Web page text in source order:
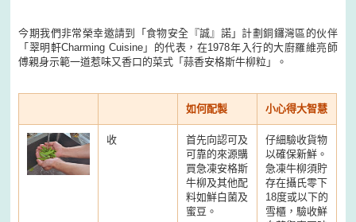
今期我們非常榮幸邀請到「食物安全『誠』諾」計劃銅鑼灣區的伙伴
「翠明軒Charming Cuisine」的代表，在1978年入行的大廚羅維亮師
傅親身示範一道惹味又香口的菜式「蒜香安格斯牛柳粒」。
如何配製 小心得大智慧
收
首先向認可及
可靠的來源購
買急凍安格斯
牛柳及其他配
料如鮮白菌及
蜜豆。
仔細驗收貨物
以確保新鮮。
急凍牛柳須貯
存在攝氏零下
18度或以下的
雪櫃，驗收鮮